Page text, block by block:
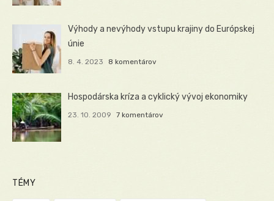
Výhody a nevýhody vstupu krajiny do Európskej
únie
8. 4. 2023 8 komentárov
Hospodárska kríza a cyklický vývoj ekonomiky
23. 10. 2009 7 komentárov
TÉMY